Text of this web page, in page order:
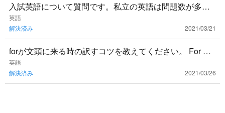
入試英語について質問です。私立の英語は問題数が多く
解ききれないことがままあるのですが、どういう対策が
有効でしょうか？
英語
解決済み
2021/03/21
forが文頭に来る時の訳すコツを教えてください。 For Ma
ry's sister, it's difficult t
英語
解決済み
2021/03/26